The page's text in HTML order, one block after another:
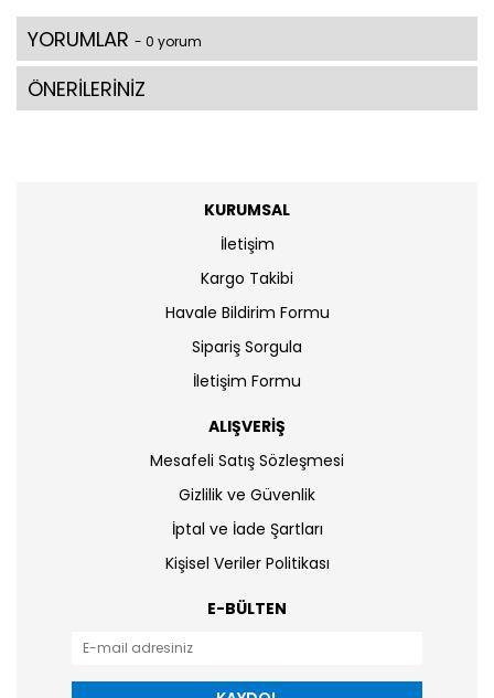
YORUMLAR - 0 yorum
ÖNERİLERİNİZ
KURUMSAL
İletişim
Kargo Takibi
Havale Bildirim Formu
Sipariş Sorgula
İletişim Formu
ALIŞVERİŞ
Mesafeli Satış Sözleşmesi
Gizlilik ve Güvenlik
İptal ve İade Şartları
Kişisel Veriler Politikası
E-BÜLTEN